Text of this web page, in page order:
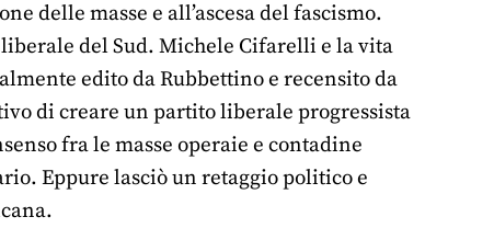
delle masse e all’ascesa del fascismo.
del Sud. Michele Cifarelli e la vita
edito da Rubbettino e recensito da
di creare un partito liberale progressista
fra le masse operaie e contadine
Eppure lasciò un retaggio politico e